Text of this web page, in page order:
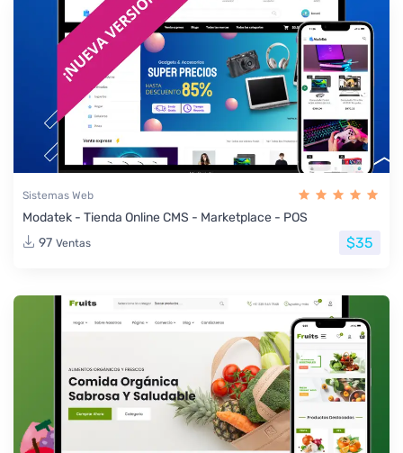
Sistemas Web
Modatek - Tienda Online CMS - Marketplace - POS
97 Ventas $35